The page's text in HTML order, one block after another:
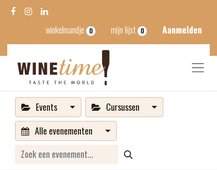
winkelmandje 0 mijn lijst 0 Aanmelden
Events
Cursussen
Alle evenementen